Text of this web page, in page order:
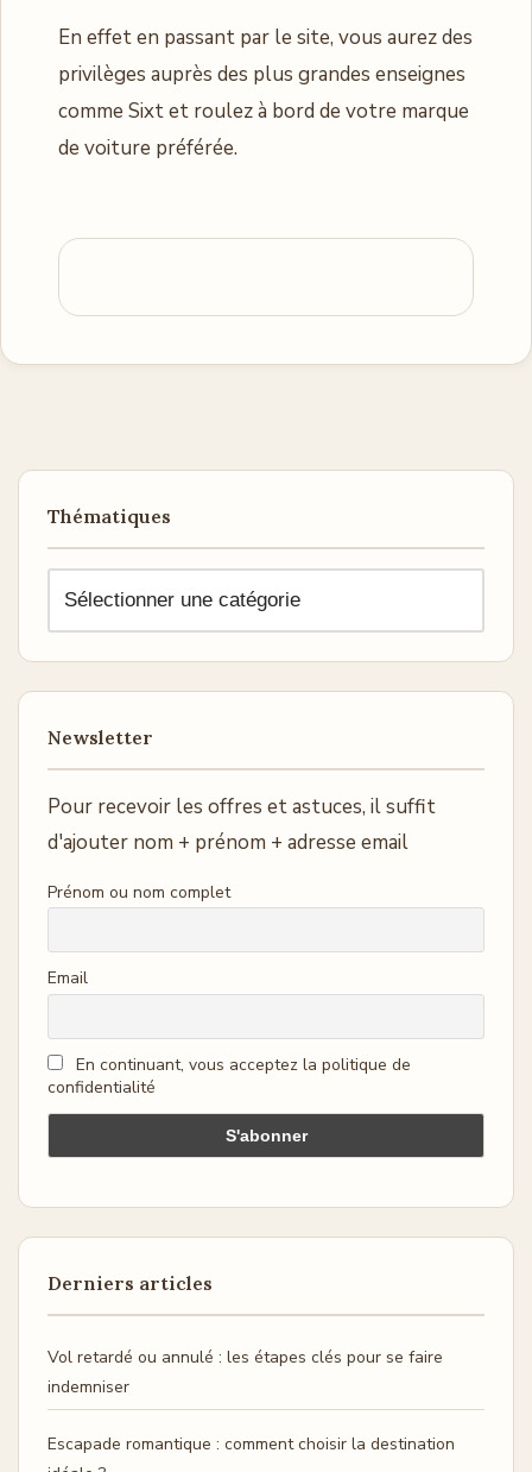
En effet en passant par le site, vous aurez des
privilèges auprès des plus grandes enseignes
comme Sixt et roulez à bord de votre marque
de voiture préférée.
Thématiques
Newsletter
Pour recevoir les offres et astuces, il suffit
d'ajouter nom + prénom + adresse email
Prénom ou nom complet
Email
En continuant, vous acceptez la politique de
confidentialité
Derniers articles
Vol retardé ou annulé : les étapes clés pour se faire
indemniser
Escapade romantique : comment choisir la destination